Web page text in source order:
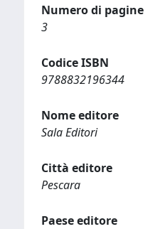
Numero di pagine
3
Codice ISBN
9788832196344
Nome editore
Sala Editori
Città editore
Pescara
Paese editore